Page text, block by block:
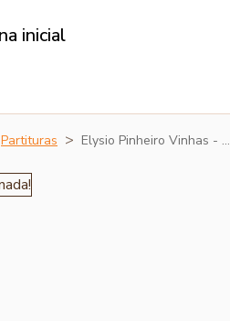
Partituras Elysio Pinheiro Vinhas - …